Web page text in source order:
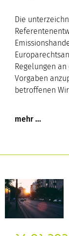
Die
Regelungen
Vorgaben
betroffenen